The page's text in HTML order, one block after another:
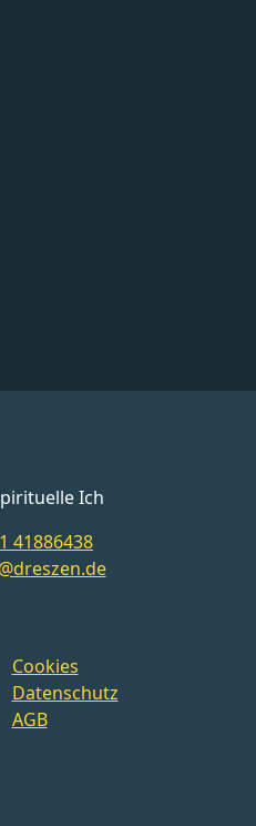
Ich
41886438
Cookies
Datenschutz
AGB